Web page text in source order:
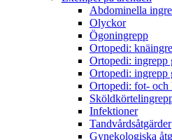
Abdominella
Olyckor
Ögoningrepp
Ortopedi:
Ortopedi: ingrepp
Ortopedi: ingrepp
Ortopedi: fot- och
Infektioner
Tandvårdsåtgärder
Gynekologiska